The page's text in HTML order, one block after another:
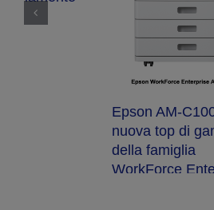
Epson AM-C10000 è la
nuova top di gamma
WorkForce Enterprise
con
CW-